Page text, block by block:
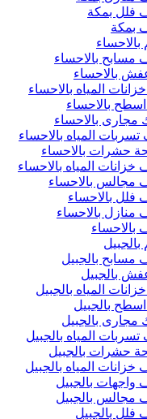
بمكة
بالاحساء
المياه بالاحساء
بالاحساء
بالاحساء
المياه بالاحساء
بالاحساء
المياه بالاحساء
بالاحساء
بالاحساء
بالاحساء
بالجبيل
المياه بالجبيل
بالجبيل
بالجبيل
المياه بالجبيل
بالجبيل
المياه بالجبيل
بالجبيل
بالجبيل
بالجبيل